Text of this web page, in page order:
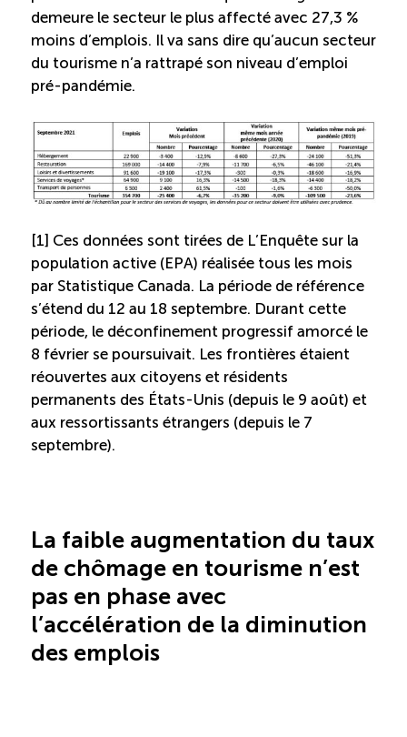
Chantier sur la saisonnalité
Devenir membre
EN
TOURISME
INFOLETTRE
NOUVELLES
DU CQRHT
Facebook
LinkedIn
Vimeo
demeure le secteur le plus affecté avec 27,3 %
moins d’emplois. Il va sans dire qu’aucun secteur
du tourisme n’a rattrapé son niveau d’emploi
pré-pandémie.
[1] Ces données sont tirées de L’Enquête sur la
population active (EPA) réalisée tous les mois
par Statistique Canada. La période de référence
s’étend du 12 au 18 septembre. Durant cette
période, le déconfinement progressif amorcé le
8 février se poursuivait. Les frontières étaient
réouvertes aux citoyens et résidents
permanents des États-Unis (depuis le 9 août) et
aux ressortissants étrangers (depuis le 7
septembre).
La faible augmentation du taux
de chômage en tourisme n’est
pas en phase avec
l’accélération de la diminution
des emplois